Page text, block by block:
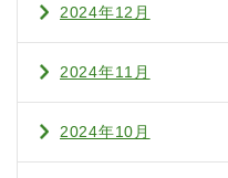
2024年12月
2024年11月
2024年10月